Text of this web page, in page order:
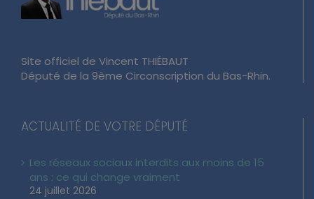
Site officiel de Vincent THIÉBAUT
Député de la 9ème Circonscription du Bas-Rhin.
ACTUALITÉ DE VOTRE DÉPUTÉ
Les réseaux sociaux interdits aux moins de 15
ans : ce qui change vraiment
24 juillet 2026